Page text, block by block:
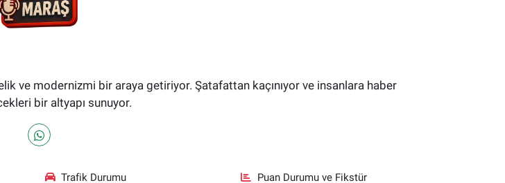
ve modernizmi bir araya getiriyor. Şatafattan kaçınıyor ve insanlara haber
bir altyapı sunuyor.
Trafik Durumu Puan Durumu ve Fikstür